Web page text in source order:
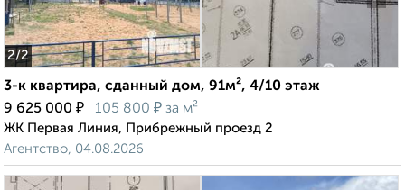
2/2
3-к квартира, сданный дом, 91м², 4/10 этаж
9 625 000 ₽ 105 800 ₽ за м²
ЖК Первая Линия, Прибрежный проезд 2
Агентство, 04.08.2026